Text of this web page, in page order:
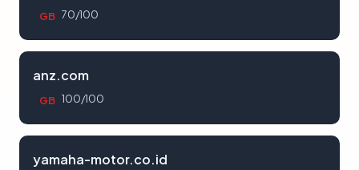
GB 70/100
anz.com
GB 100/100
yamaha-motor.co.id